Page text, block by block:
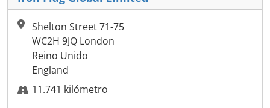
Shelton Street 71-75
WC2H 9JQ London
Reino Unido
England
11.741 kilómetro